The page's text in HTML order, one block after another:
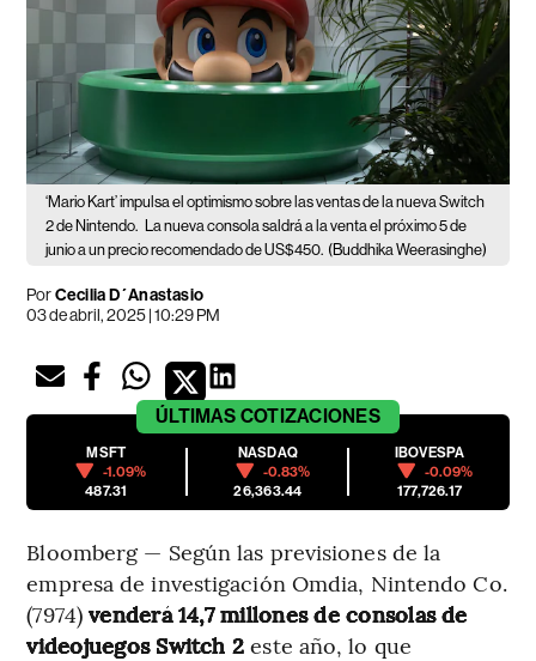
‘Mario Kart’ impulsa el optimismo sobre las ventas de la nueva Switch
2 de Nintendo.
La nueva consola saldrá a la venta el próximo 5 de
junio a un precio recomendado de US$450. (Buddhika Weerasinghe)
PorCecilia D´Anastasio
03 de abril, 2025 | 10:29 PM
ÚLTIMAS COTIZACIONES
MSFT
-1.09%
487.31
NASDAQ
-0.83%
26,363.44
IBOVESPA
-0.09%
177,726.17
Bloomberg — Según las previsiones de la
empresa de investigación Omdia, Nintendo Co.
(7974)venderá 14,7 millones de consolas de
videojuegos Switch 2 este año, lo que